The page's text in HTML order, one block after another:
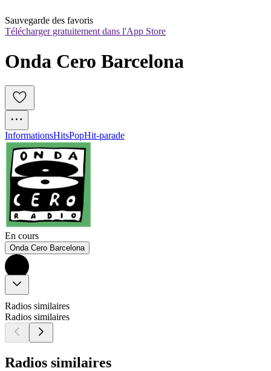
Sauvegarde des favoris
Télécharger gratuitement dans l'App Store
Onda Cero Barcelona
InformationsHitsPopHit-parade
En cours
Onda Cero Barcelona
Radios similaires
Radios similaires
Radios similaires